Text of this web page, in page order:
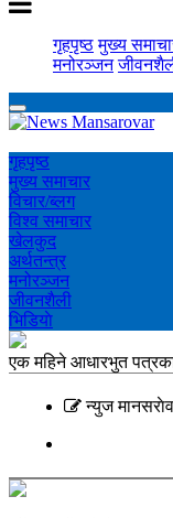
गृहपृष्ठ मुख्य
मनोरञ्‍जन
गृहपृष्ठ
मुख्य समाचार
विचार/ब्लग
विश्व समाचार
खेलकुद
अर्थतन्त्र
मनोरञ्‍जन
जीवनशैली
भिडियाे
एक महिने आधारभुत
न्युज